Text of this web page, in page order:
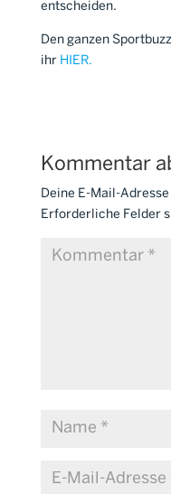
entscheiden.
Den ganzen
ihr HIER.
Kommentar
Deine E-Mail-
Erforderliche Felder